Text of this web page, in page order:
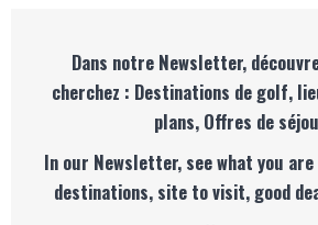
Dans notre Newsletter,
cherchez : Destinations de golf,
plans, Offres de
In our Newsletter, see what you
destinations, site to visit, good